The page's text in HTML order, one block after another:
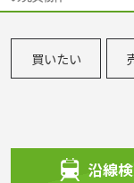
買いたい
沿線